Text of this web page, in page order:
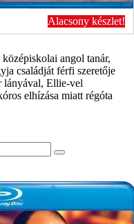
Alacsony készlet!
angol tanár,
családját férfi szeretője
lányával, Ellie-vel
elhízása miatt régóta